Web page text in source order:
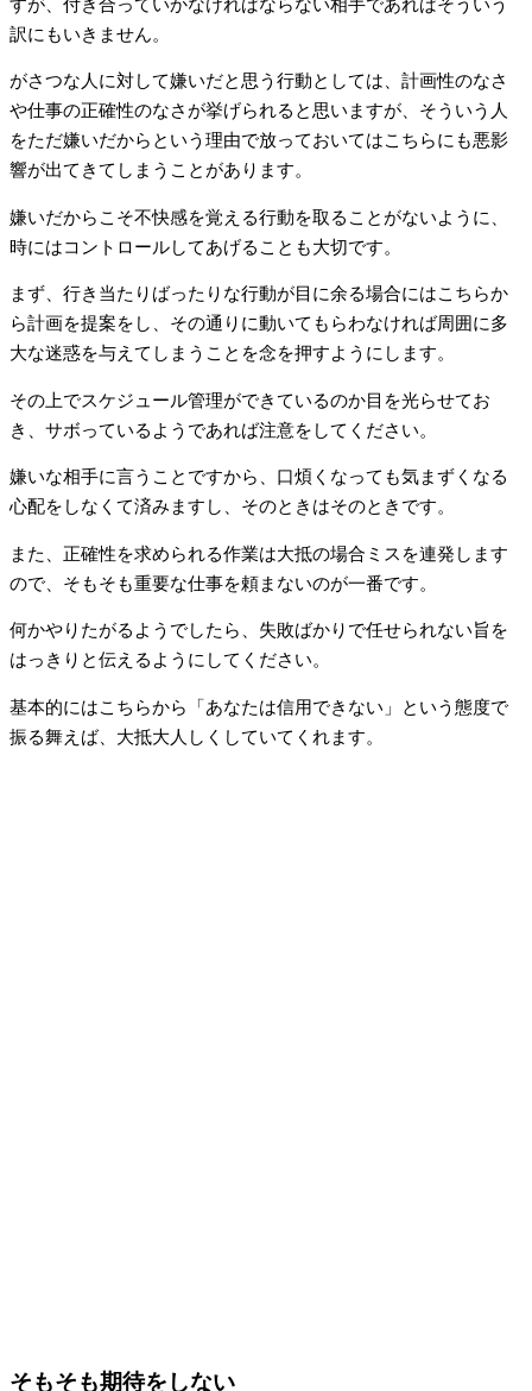
すが、付き合っていかなければならない相手であればそういう
訳にもいきません。
がさつな人に対して嫌いだと思う行動としては、計画性のなさ
や仕事の正確性のなさが挙げられると思いますが、そういう人
をただ嫌いだからという理由で放っておいてはこちらにも悪影
響が出てきてしまうことがあります。
嫌いだからこそ不快感を覚える行動を取ることがないように、
時にはコントロールしてあげることも大切です。
まず、行き当たりばったりな行動が目に余る場合にはこちらか
ら計画を提案をし、その通りに動いてもらわなければ周囲に多
大な迷惑を与えてしまうことを念を押すようにします。
その上でスケジュール管理ができているのか目を光らせてお
き、サボっているようであれば注意をしてください。
嫌いな相手に言うことですから、口煩くなっても気まずくなる
心配をしなくて済みますし、そのときはそのときです。
また、正確性を求められる作業は大抵の場合ミスを連発します
ので、そもそも重要な仕事を頼まないのが一番です。
何かやりたがるようでしたら、失敗ばかりで任せられない旨を
はっきりと伝えるようにしてください。
基本的にはこちらから「あなたは信用できない」という態度で
振る舞えば、大抵大人しくしていてくれます。
そもそも期待をしない